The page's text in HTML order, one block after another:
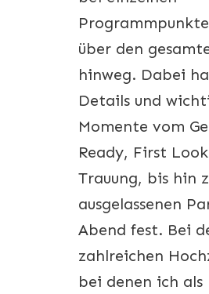
über den
hinweg. Dabei
Details und
Momente vom
Ready, First
Trauung, bis hin
ausgelassenen
Abend fest. Bei
zahlreichen
bei denen ich als